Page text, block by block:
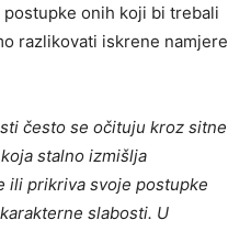
onih koji bi trebali
razlikovati iskrene namjere
često se očituju kroz sitne
stalno izmišlja
ili prikriva svoje postupke
slabosti. U